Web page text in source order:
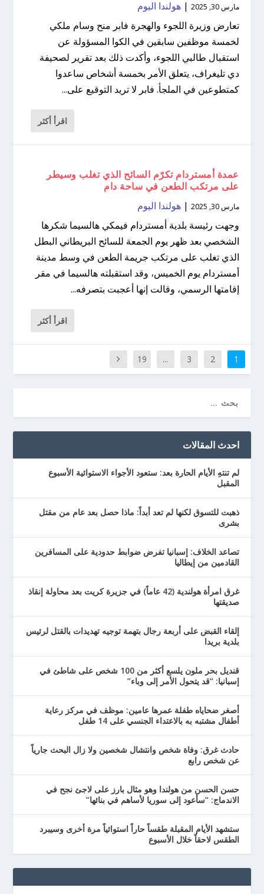
مارس 30, 2025 |هولندا اليوم
تعارض وزيرة اللجوء والهجرة فابر منح وسام ملكي
لخمسة موظفين سابقين في الكوا المسؤولة عن
استقبال طالبي اللجوء، وأكدت ذلك بعد تقرير لصحيفة
دي تليغراف، يتعلق الأمر بخمسة أشخاص ساعدوا
كمتطوعين في الملجأ. فابر لا تريد التوقيع على...
اقرأ أكثر
عمدة أمستردام تكرّم السائح الذي تغلب وسيطر
على مرتكب الطعن في ساحة دام
مارس 30, 2025 |هولندا اليوم
وجهت رئيسة بلدية أمستردام فيمكي هالسيما شكرها
الشخصي بعد ظهر يوم الجمعة للسائح البريطاني البطل
الذي تغلب على مرتكب جريمة الطعن في وسط مدينة
أمستردام يوم الخميس، وقد استقبلته هالسيما في مقر
إقامتها الرسمي، وقالت إنها أعجبت بتصرفه...
اقرأ أكثر
1
2
3
...
19
احدث المقالات
لم تنتهِ الأيام الحارة بعد: ستعود الأجواء الاستوائية الأسبوع
المقبل
ذهبت للتسوق لكنها لم تعد أبداً: ماذا حصل بعد عام من مقتل
بشرى
تصاعد الخلاف: إسبانيا تفرض ضوابط حدودية على المسافرين
القادمين من إيطاليا
غرق امرأة هولندية (42 عاماً) في جزيرة كريت بعد محاولة إنقاذ
صديقتها
إلقاء القبض على أربعة رجال بتهمة توجيه تهديدات بالقتل لرئيس
بلدية بريدا
قنديل بحر ملون يلسع أكثر من 100 شخص على شاطئ في
إسبانيا: “قد يتحول الأمر إلى وباء”
أصغر ضحاياه طفلة عمرها عامين: موظف في مركز رعاية
أطفال مشتبه به بالاعتداء الجنسي على 14 طفل
حادث غرق: وفاة شخص وانتشال شخصين ولا زال البحث جارياً
عن شخص رابع
حسن الحسن من هولندا وهو مثال بارز على لاجئ نجح في
الاندماج: “سأعود إلى سوريا لأساهم في بنائها”
ستشهد الأيام المقبلة طقساً حاراً استوائياً مرة أخرى وسيبرد
الطقس لاحقاً خلال الأسبوع